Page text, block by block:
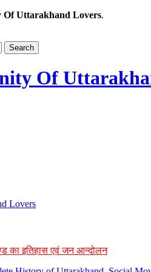
Of Uttarakhand Lovers.
Of
Lovers
का इतिहास एवं जन आन्दोलन